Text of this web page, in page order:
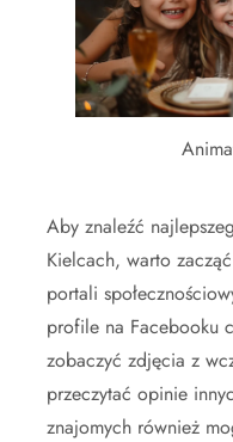
Aby znaleźć
Kielcach, warto
portali
profile na Facebooku
zobaczyć zdjęcia z
przeczytać opinie
znajomych również